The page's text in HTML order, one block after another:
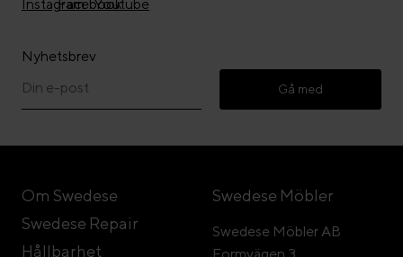
Nyhetsbrev
Gå med
Om Swedese
Swedese Repair
Hållbarhet
Swedese Möbler
Swedese Möbler AB